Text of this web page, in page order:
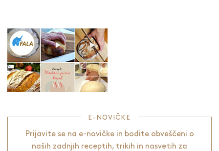
E-NOVIČKE
Prijavite se na e-novičke in bodite obveščeni o
naših zadnjih receptih, trikih in nasvetih za